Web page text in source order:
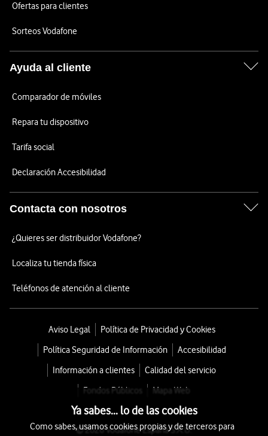
Ofertas para clientes
Sorteos Vodafone
Ayuda al cliente
Comparador de móviles
Repara tu dispositivo
Tarifa social
Declaración Accesibilidad
Contacta con nosotros
¿Quieres ser distribuidor Vodafone?
Localiza tu tienda física
Teléfonos de atención al cliente
Aviso Legal
Política de Privacidad y Cookies
Política Seguridad de Información
Accesibilidad
Información a clientes
Calidad del servicio
Fondos Públicos
Mapa Web
© 2026 Vodafone España S.A.U.
Ya sabes... lo de las cookies
Como sabes, usamos cookies propias y de terceros para